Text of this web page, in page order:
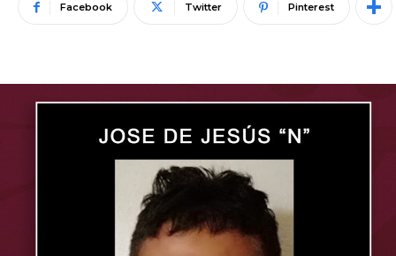
Facebook Twitter Pinterest